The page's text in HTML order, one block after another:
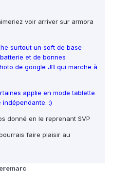
voir arriver sur armora
surtout un soft de base
et de bonnes
de google JB qui marche à
applie en mode tablette
indépendante. :)
donné en le reprenant SVP
faire plaisir au